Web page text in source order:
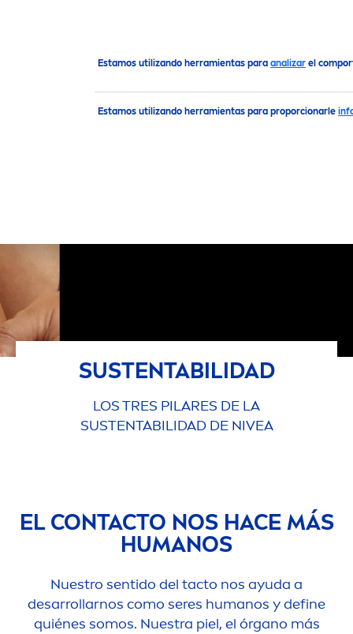
Estamos utilizando herramientas para analizarel
Estamos utilizando herramientas para proporcionarle
Marca y compañía Sostenibilidad
SUSTENTABILIDAD
LOS TRES PILARES DE LA
SUSTENTABILIDAD DE NIVEA
EL CONTACTO NOS HACE MÁS
HUMANOS
Nuestro sentido del tacto nos ayuda a
desarrollarnos como seres humanos y define
quiénes somos. Nuestra piel, el órgano más